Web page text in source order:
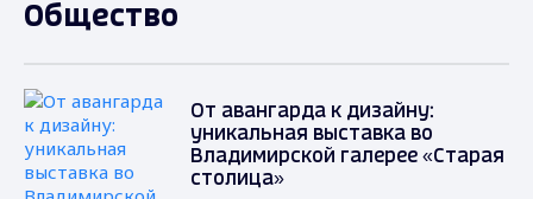
Общество
От авангарда к дизайну:
уникальная выставка во
Владимирской галерее «Старая
столица»